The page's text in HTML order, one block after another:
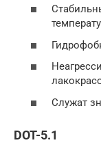
Служат
DOT-5.1